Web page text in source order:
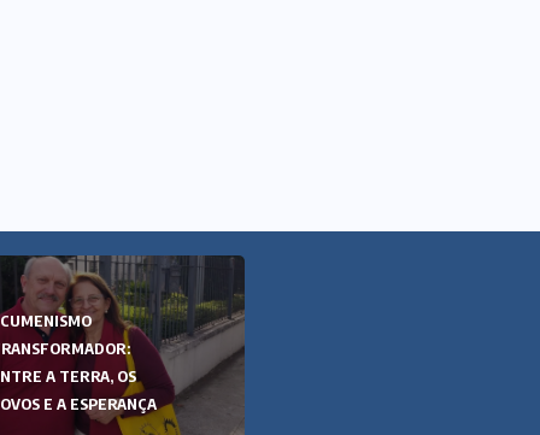
A TERRA, OS
E A ESPERANÇA